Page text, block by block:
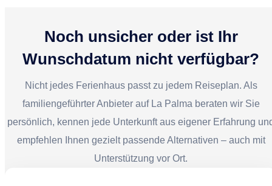
besonderen Ort auf La Palma.
verbringen möchten. Besonders geeignet ist das
Wert auf Natur, Privatsphäre, einen schönen Garten
und einen Pool mit Aussicht legen.
Noch unsicher oder ist Ihr
Wunschdatum nicht verfügbar?
Nicht jedes Ferienhaus passt zu jedem Reiseplan. Als
familiengeführter Anbieter auf La Palma beraten wir Sie
persönlich, kennen jede Unterkunft aus eigener Erfahrung
empfehlen Ihnen gezielt passende Alternativen – auch mit
Unterstützung vor Ort.